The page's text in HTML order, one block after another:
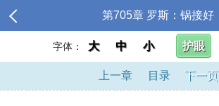
第705章 罗斯：锅接好
字体： 大 中 小 护眼
上一章 目录 下一页